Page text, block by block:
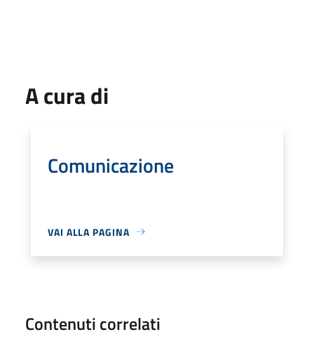
A cura di
Comunicazione
VAI ALLA PAGINA
Contenuti correlati